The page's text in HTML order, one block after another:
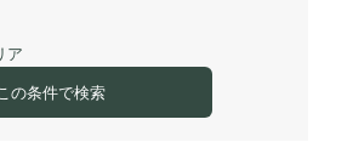
ア
この条件で検索